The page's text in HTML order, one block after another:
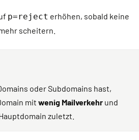
p=reject erhöhen, sobald keine
scheitern.
oder Subdomains hast,
mit wenig Mailverkehr und
zuletzt.